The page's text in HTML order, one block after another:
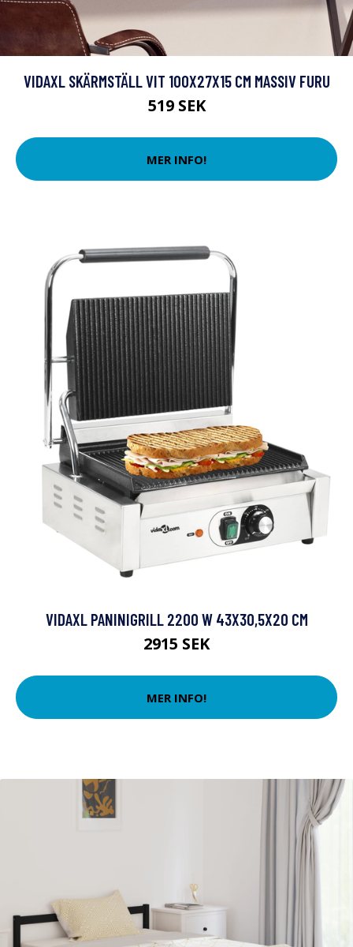
VIDAXL SKÄRMSTÄLL VIT 100X27X15 CM MASSIV FURU
519 SEK
MER INFO!
VIDAXL PANINIGRILL 2200 W 43X30,5X20 CM
2915 SEK
MER INFO!